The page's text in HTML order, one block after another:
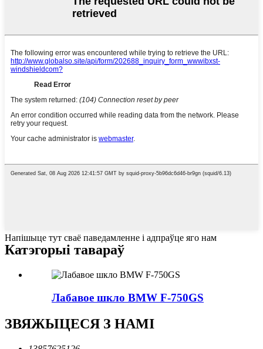
Напішыце тут сваё паведамленне і адпраўце яго нам
Катэгорыі тавараў
Лабавое шкло BMW F-750GS
ЗВЯЖЫЦЕСЯ З НАМІ